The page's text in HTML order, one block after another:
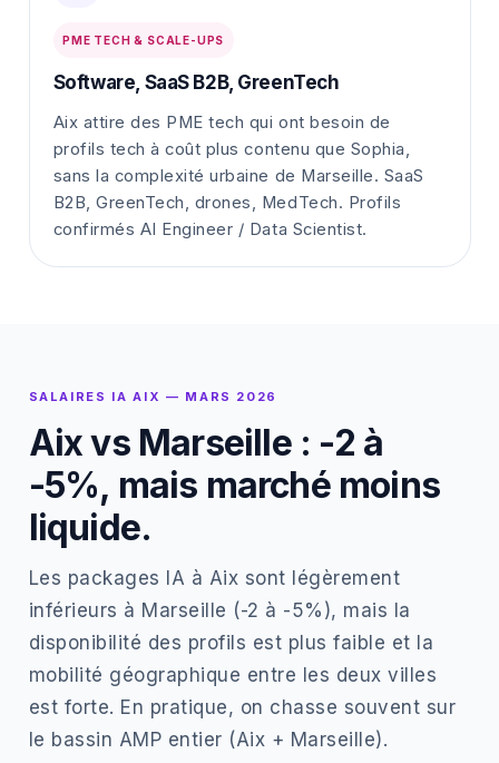
PME TECH & SCALE-UPS
Software, SaaS B2B, GreenTech
Aix attire des PME tech qui ont besoin de
profils tech à coût plus contenu que Sophia,
sans la complexité urbaine de Marseille. SaaS
B2B, GreenTech, drones, MedTech. Profils
confirmés AI Engineer / Data Scientist.
SALAIRES IA AIX — MARS 2026
Aix vs Marseille : -2 à
-5%, mais marché moins
liquide.
Les packages IA à Aix sont légèrement
inférieurs à Marseille (-2 à -5%), mais la
disponibilité des profils est plus faible et la
mobilité géographique entre les deux villes
est forte. En pratique, on chasse souvent sur
le bassin AMP entier (Aix + Marseille).